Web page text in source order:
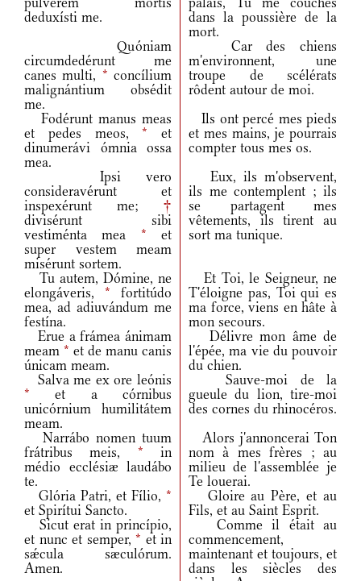
deduxísti me.
dans la poussière de la
mort.
Quóniam
circumdedérunt me
canes multi, * concílium
malignántium obsédit
me.
Car des chiens
m'environnent, une
troupe de scélérats
rôdent autour de moi.
Fodérunt manus meas
et pedes meos,* et
dinumerávi ómnia ossa
mea.
Ils ont percé mes pieds
et mes mains, je pourrais
compter tous mes os.
Ipsi vero
consideravérunt et
inspexérunt me; †
divisérunt sibi
vestiménta mea * et
super vestem meam
misérunt sortem.
Eux, ils m'observent,
ils me contemplent ; ils
se partagent mes
vêtements, ils tirent au
sort ma tunique.
Tu autem, Dómine, ne
elongáveris, * fortitúdo
mea, ad adiuvándum me
festína.
Et Toi, le Seigneur, ne
T'éloigne pas, Toi qui es
ma force, viens en hâte à
mon secours.
Erue a frámea ánimam
meam * et de manu canis
únicam meam.
Délivre mon âme de
l'épée, ma vie du pouvoir
du chien.
Salva me ex ore leónis
* et a córnibus
unicórnium humilitátem
meam.
Sauve-moi de la
gueule du lion, tire-moi
des cornes du rhinocéros.
Narrábo nomen tuum
frátribus meis, * in
médio ecclésiæ laudábo
te.
Alors j'annoncerai Ton
nom à mes frères ; au
milieu de l'assemblée je
Te louerai.
Glória Patri, et Fílio, *
et Spirítui Sancto.
Gloire au Père, et au
Fils, et au Saint Esprit.
Sicut erat in princípio,
et nunc et semper, * et in
sǽcula sæculórum.
Amen.
Comme il était au
commencement,
maintenant et toujours, et
dans les siècles des